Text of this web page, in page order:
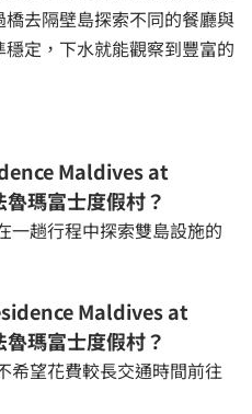
去隔壁島探索不同的餐廳與
定，下水就能觀察到豐富的
Maldives at
瑪富士度假村？
趟行程中探索雙島設施的
Maldives at
瑪富士度假村？
望花費較長交通時間前往